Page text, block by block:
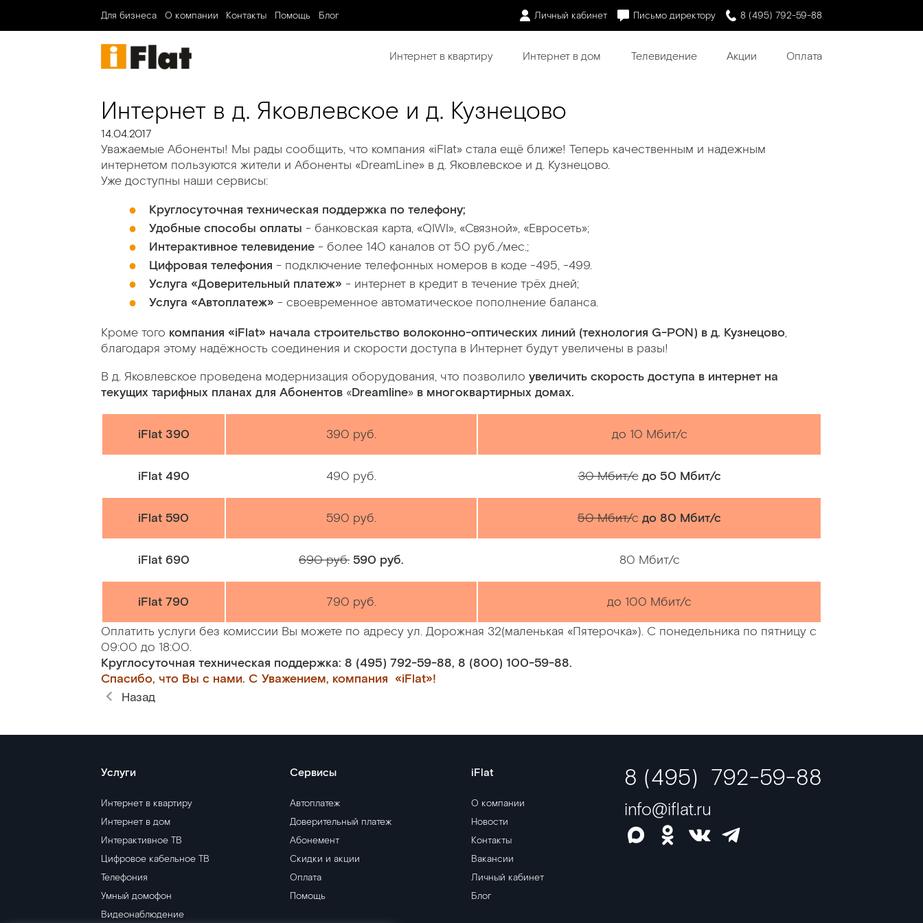
Для бизнеса О компании Контакты Помощь Блог Личный кабинет Письмо директору 8 (495) 792-59-88
Интернет в квартиру Интернет в дом Телевидение Акции Оплата
Интернет в д. Яковлевское и д. Кузнецово
14.04.2017
Уважаемые Абоненты! Мы рады сообщить, что компания «iFlat» стала ещё ближе! Теперь качественным и надежным
интернетом пользуются жители и Абоненты «DreamLine» в д. Яковлевское и д. Кузнецово.
Уже доступны наши сервисы:
Круглосуточная техническая поддержка по телефону;
Удобные способы оплаты - банковская карта, «QIWI», «Связной», «Евросеть»;
Интерактивное телевидение - более 140 каналов от 50 руб./мес.;
Цифровая телефония - подключение телефонных номеров в коде -495, -499.
Услуга «Доверительный платеж» - интернет в кредит в течение трёх дней;
Услуга «Автоплатеж» - своевременное автоматическое пополнение баланса.
Кроме того компания «iFlat» начала строительство волоконно-оптических линий (технология G-PON) в д. Кузнецово,
благодаря этому надёжность соединения и скорости доступа в Интернет будут увеличены в разы!
В д. Яковлевское проведена модернизация оборудования, что позволило увеличить скорость доступа в интернет на
текущих тарифных планах для Абонентов «Dreamline» в многоквартирных домах.
iFlat 390 390 руб. до 10 Мбит/с
iFlat 490 490 руб. 30 Мбит/с до 50 Мбит/с
iFlat 590 590 руб. 50 Мбит/с до 80 Мбит/с
iFlat 690 690 руб. 590 руб. 80 Мбит/с
iFlat 790 790 руб.
до 100 Мбит/с
Оплатить услуги без комиссии Вы можете по адресу ул. Дорожная 32(маленькая «Пятерочка»). С понедельника по пятницу с
09:00 до 18:00.
Круглосуточная техническая поддержка: 8 (495) 792-59-88, 8 (800) 100-59-88.
Спасибо, что Вы с нами. С Уважением, компания «iFlat»!
Назад
Услуги
Интернет в квартиру
Интернет в дом
Интерактивное ТВ
Цифровое кабельное ТВ
Телефония
Умный домофон
Видеонаблюдение
Сервисы
Автоплатеж
Доверительный платеж
Абонемент
Скидки и акции
Оплата
Помощь
iFlat
О компании
Новости
Контакты
Вакансии
Личный кабинет
Блог
8 (495) 792-59-88
info@iflat.ru